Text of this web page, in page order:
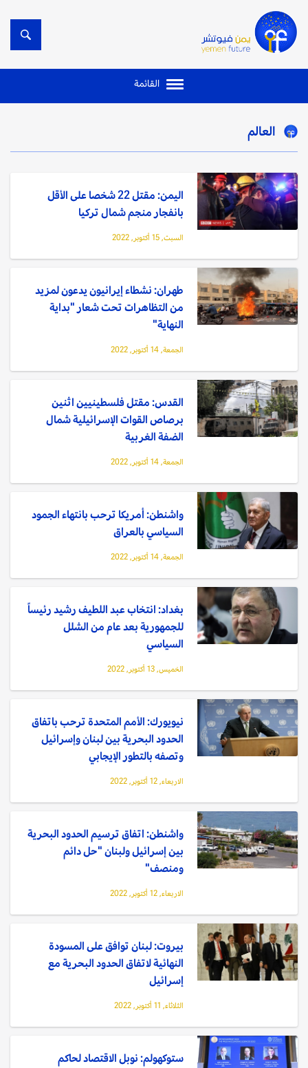
القائمة
العالم
اليمن: مقتل 22 شخصا على الأقل
بانفجار منجم شمال تركيا
السبت, 15 أكتوبر, 2022
طهران: نشطاء إيرانيون يدعون لمزيد
من التظاهرات تحت شعار "بداية
النهاية"
الجمعة, 14 أكتوبر, 2022
القدس: مقتل فلسطينيين اثنين
برصاص القوات الإسرائيلية شمال
الضفة الغربية
الجمعة, 14 أكتوبر, 2022
واشنطن: أمريكا ترحب بانتهاء الجمود
السياسي بالعراق
الجمعة, 14 أكتوبر, 2022
بغداد: انتخاب عبد اللطيف رشيد رئيساً
للجمهورية بعد عام من الشلل
السياسي
الخميس, 13 أكتوبر, 2022
نيويورك: الأمم المتحدة ترحب باتفاق
الحدود البحرية بين لبنان وإسرائيل
وتصفه بالتطور الإيجابي
الاربعاء, 12 أكتوبر, 2022
واشنطن: اتفاق ترسيم الحدود البحرية
بين إسرائيل ولبنان "حل دائم
ومنصف"
الاربعاء, 12 أكتوبر, 2022
بيروت: لبنان توافق على المسودة
النهائية لاتفاق الحدود البحرية مع
إسرائيل
الثلاثاء, 11 أكتوبر, 2022
ستوكهولم: نوبل الاقتصاد لحاكم